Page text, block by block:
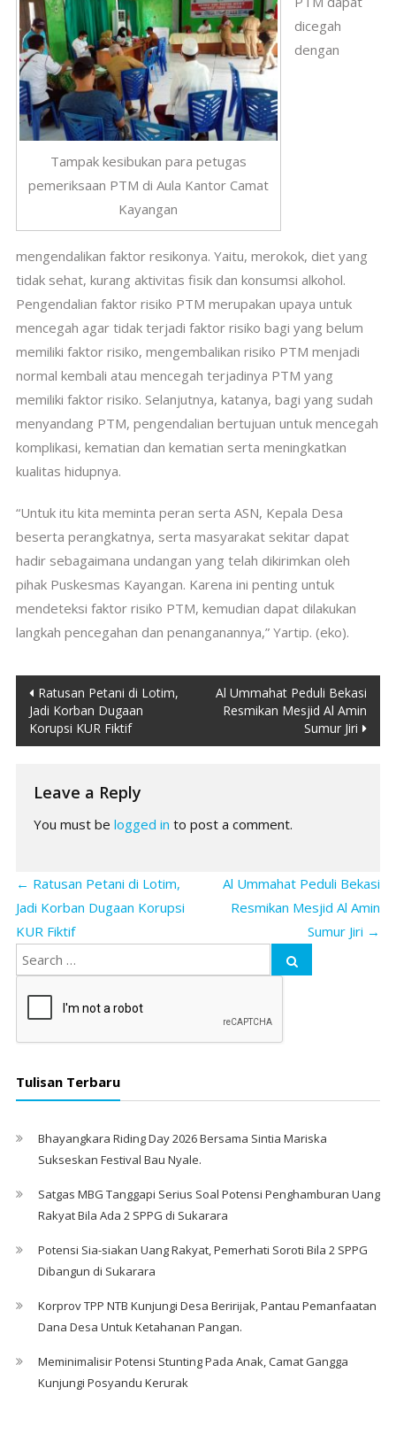
Tampak kesibukan para petugas
pemeriksaan PTM di Aula Kantor Camat
Kayangan
dicegah
dengan
mengendalikan faktor resikonya. Yaitu, merokok, diet yang
tidak sehat, kurang aktivitas fisik dan konsumsi alkohol.
Pengendalian faktor risiko PTM merupakan upaya untuk
mencegah agar tidak terjadi faktor risiko bagi yang belum
memiliki faktor risiko, mengembalikan risiko PTM menjadi
normal kembali atau mencegah terjadinya PTM yang
memiliki faktor risiko. Selanjutnya, katanya, bagi yang sudah
menyandang PTM, pengendalian bertujuan untuk mencegah
komplikasi, kematian dan kematian serta meningkatkan
kualitas hidupnya.
“Untuk itu kita meminta peran serta ASN, Kepala Desa
beserta perangkatnya, serta masyarakat sekitar dapat
hadir sebagaimana undangan yang telah dikirimkan oleh
pihak Puskesmas Kayangan. Karena ini penting untuk
mendeteksi faktor risiko PTM, kemudian dapat dilakukan
langkah pencegahan dan penanganannya,” Yartip. (eko).
Post
navigation
Ratusan Petani di Lotim,
Jadi Korban Dugaan
Korupsi KUR Fiktif
Al Ummahat Peduli Bekasi
Resmikan Mesjid Al Amin
Sumur Jiri
Leave a Reply
You must be logged in to post a comment.
← Ratusan Petani di Lotim,
Jadi Korban Dugaan Korupsi
KUR Fiktif
Al Ummahat Peduli Bekasi
Resmikan Mesjid Al Amin
Sumur Jiri →
Tulisan Terbaru
Bhayangkara Riding Day 2026 Bersama Sintia Mariska
Sukseskan Festival Bau Nyale. ‎
Satgas MBG Tanggapi Serius Soal Potensi Penghamburan Uang
Rakyat Bila Ada 2 SPPG di Sukarara
Potensi Sia-siakan Uang Rakyat, Pemerhati Soroti Bila 2 SPPG
Dibangun di Sukarara
Korprov TPP NTB Kunjungi Desa Beririjak, Pantau Pemanfaatan
Dana Desa Untuk Ketahanan Pangan.
Meminimalisir Potensi Stunting Pada Anak, Camat Gangga
Kunjungi Posyandu Kerurak